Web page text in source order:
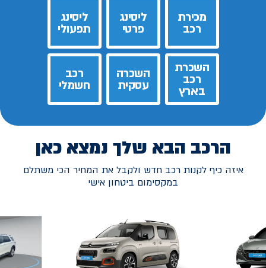
מכירת
רכב
ליסינג
פרטי
ליסינג
תפעולי
השכרת
רכב
בארץ
השכרה
עסקית
רכב
חשמלי
הרכב הבא שלך נמצא כאן
איזה כיף לקנות רכב חדש ולקבל את המחיר הכי משתלם
במקסימום ביטחון אישי